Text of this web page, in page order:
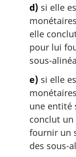
d) si elle
elle
pour lui
sous-
e) si elle
une entité
conclut un
fournir un
des sous-